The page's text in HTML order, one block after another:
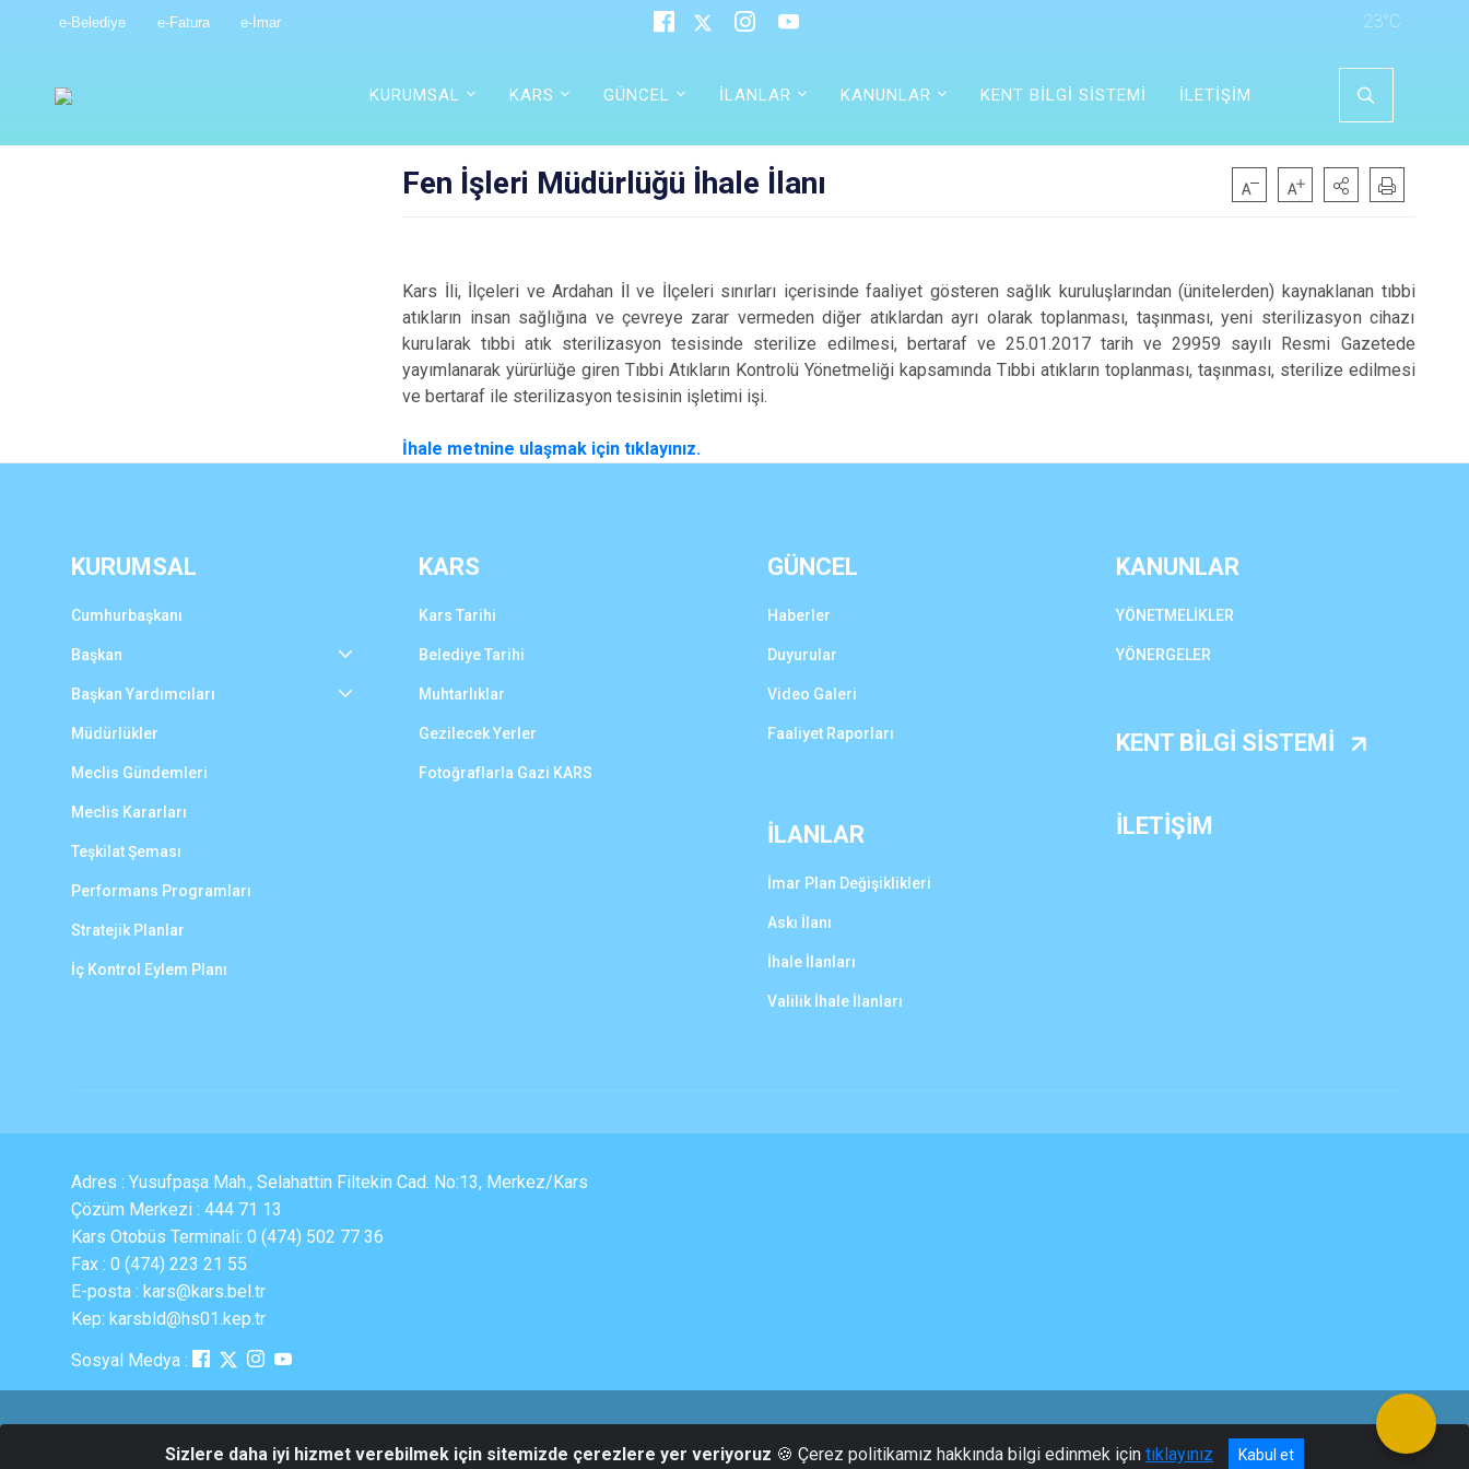
e-Belediye e-Fatura e-İmar 23°C
KURUMSAL KARS GÜNCEL İLANLAR KANUNLAR KENT BİLGİ SİSTEMİ İLETİŞİM
Fen İşleri Müdürlüğü İhale İlanı
Kars İli, İlçeleri ve Ardahan İl ve İlçeleri sınırları içerisinde faaliyet gösteren sağlık kuruluşlarından (ünitelerden) kaynaklanan tıbbi
atıkların insan sağlığına ve çevreye zarar vermeden diğer atıklardan ayrı olarak toplanması, taşınması, yeni sterilizasyon cihazı
kurularaktıbbi atık sterilizasyon tesisinde sterilize edilmesi, bertaraf ve 25.01.2017 tarih ve 29959 sayılı Resmi Gazetede
yayımlanarak yürürlüğe giren Tıbbi Atıkların Kontrolü Yönetmeliği kapsamında Tıbbi atıkların toplanması, taşınması, sterilize edilmesi
ve bertaraf ile sterilizasyon tesisinin işletimi işi.
İhale metnine ulaşmak için tıklayınız.
KURUMSAL
Cumhurbaşkanı
Başkan
Başkan Yardımcıları
Müdürlükler
Meclis Gündemleri
Meclis Kararları
Teşkilat Şeması
Performans Programları
Stratejik Planlar
İç Kontrol Eylem Planı
KARS
Kars Tarihi
Belediye Tarihi
Muhtarlıklar
Gezilecek Yerler
Fotoğraflarla Gazi KARS
GÜNCEL
Haberler
Duyurular
Video Galeri
Faaliyet Raporları
İLANLAR
İmar Plan Değişiklikleri
Askı İlanı
İhale İlanları
Valilik İhale İlanları
KANUNLAR
YÖNETMELİKLER
YÖNERGELER
KENT BİLGİ SİSTEMİ
İLETİŞİM
Adres : Yusufpaşa Mah., Selahattin Filtekin Cad. No:13, Merkez/Kars
Çözüm Merkezi : 444 71 13
Kars Otobüs Terminali: 0 (474) 502 77 36
Fax : 0 (474) 223 21 55
E-posta : kars@kars.bel.tr
Kep: karsbld@hs01.kep.tr
Sosyal Medya :
Sizlere daha iyi hizmet verebilmek için sitemizde çerezlere yer veriyoruz 🍪 Çerez politikamız hakkında bilgi edinmek için tıklayınız Kabul et